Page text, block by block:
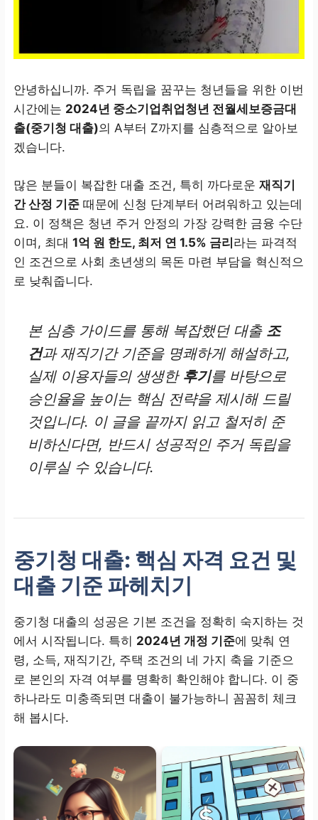
안녕하십니까. 주거 독립을 꿈꾸는 청년들을 위한 이번
시간에는 2024년 중소기업취업청년 전월세보증금대
출(중기청 대출)의 A부터 Z까지를 심층적으로 알아보
겠습니다.
많은 분들이 복잡한 대출 조건, 특히 까다로운 재직기
간 산정 기준 때문에 신청 단계부터 어려워하고 있는데
요. 이 정책은 청년 주거 안정의 가장 강력한 금융 수단
이며, 최대 1억 원 한도, 최저 연 1.5% 금리라는 파격적
인 조건으로 사회 초년생의 목돈 마련 부담을 혁신적으
로 낮춰줍니다.
본 심층 가이드를 통해 복잡했던 대출 조
건과 재직기간 기준을 명쾌하게 해설하고,
실제 이용자들의 생생한 후기를 바탕으로
승인율을 높이는 핵심 전략을 제시해 드릴
것입니다. 이 글을 끝까지 읽고 철저히 준
비하신다면, 반드시 성공적인 주거 독립을
이루실 수 있습니다.
중기청 대출: 핵심 자격 요건 및
대출 기준 파헤치기
중기청 대출의 성공은 기본 조건을 정확히 숙지하는 것
에서 시작됩니다. 특히 2024년 개정 기준에 맞춰 연
령, 소득, 재직기간, 주택 조건의 네 가지 축을 기준으
로 본인의 자격 여부를 명확히 확인해야 합니다. 이 중
하나라도 미충족되면 대출이 불가능하니 꼼꼼히 체크
해 봅시다.